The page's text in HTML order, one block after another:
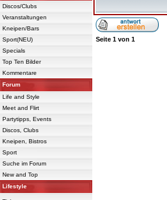
Discos/Clubs
Veranstaltungen
Kneipen/Bars
Sport(NEU)
Specials
Top Ten Bilder
Kommentare
Forum
Life and Style
Meet and Flirt
Partytipps, Events
Discos, Clubs
Kneipen, Bistros
Sport
Suche im Forum
New and Top
Lifestyle
Seite 1 von 1